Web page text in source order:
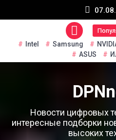
Intel Samsung
ASUS
Новости цифровых
интересные подборки
высоких